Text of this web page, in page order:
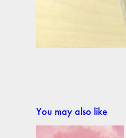
You may also like